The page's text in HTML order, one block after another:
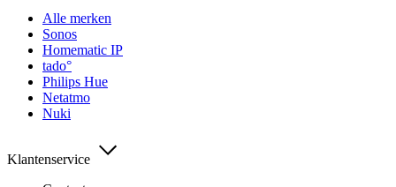
Alle merken
Sonos
Homematic IP
tado°
Philips Hue
Netatmo
Nuki
Klantenservice